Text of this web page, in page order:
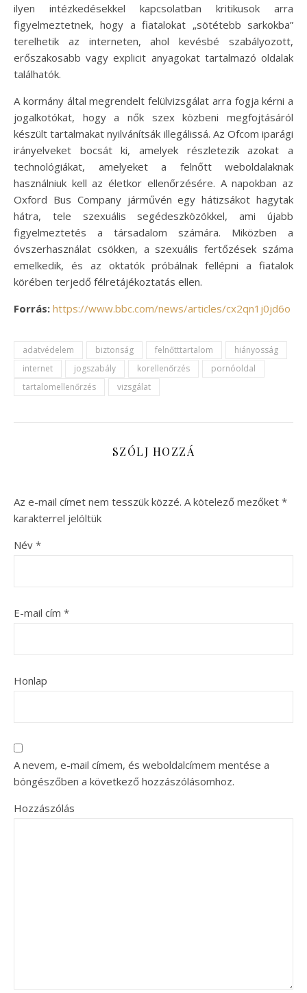
ilyen intézkedésekkel kapcsolatban kritikusok arra
figyelmeztetnek, hogy a fiatalokat „sötétebb sarkokba”
terelhetik az interneten, ahol kevésbé szabályozott,
erőszakosabb vagy explicit anyagokat tartalmazó oldalak
találhatók.
A kormány által megrendelt felülvizsgálat arra fogja kérni a
jogalkotókat, hogy a nők szex közbeni megfojtásáról
készült tartalmakat nyilvánítsák illegálissá. Az Ofcom iparági
irányelveket bocsát ki, amelyek részletezik azokat a
technológiákat, amelyeket a felnőtt weboldalaknak
használniuk kell az életkor ellenőrzésére. A napokban az
Oxford Bus Company járművén egy hátizsákot hagytak
hátra, tele szexuális segédeszközökkel, ami újabb
figyelmeztetés a társadalom számára. Miközben a
óvszerhasználat csökken, a szexuális fertőzések száma
emelkedik, és az oktatók próbálnak fellépni a fiatalok
körében terjedő félretájékoztatás ellen.
Forrás: https://www.bbc.com/news/articles/cx2qn1j0jd6o
adatvédelem biztonság felnőtttartalom
hiányosság
internet
jogszabály korellenőrzés
pornóoldal
tartalomellenőrzés
vizsgálat
SZÓLJ HOZZÁ
Az e-mail címet nem tesszük közzé. A kötelező mezőket *
karakterrel jelöltük
Név *
E-mail cím *
Honlap
A nevem, e-mail címem, és weboldalcímem mentése a
böngészőben a következő hozzászólásomhoz.
Hozzászólás